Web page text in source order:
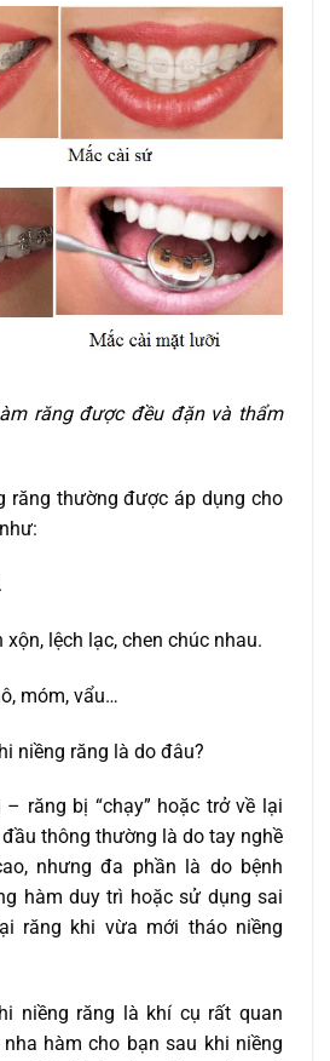
răng được đều đặn và thẩm
răng thường được áp dụng cho
lệch lạc, chen chúc nhau.
móm, vẩu…
niềng răng là do đâu?
răng bị “chạy” hoặc trở về lại
thông thường là do tay nghề
nhưng đa phần là do bệnh
hàm duy trì hoặc sử dụng sai
răng khi vừa mới tháo niềng
niềng răng là khí cụ rất quan
hàm cho bạn sau khi niềng